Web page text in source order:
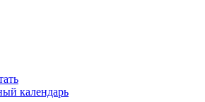
календарь